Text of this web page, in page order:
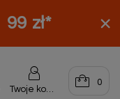
99 zł*
Twoje konto
0